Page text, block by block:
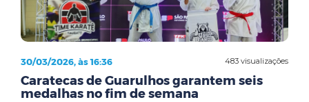
483 visualizações
30/03/2026, às 16:36
Caratecas de Guarulhos garantem seis
medalhas no fim de semana